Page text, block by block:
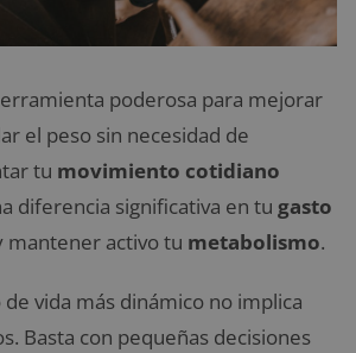
poderosa para mejorar
el peso sin necesidad de
tu movimiento cotidiano
diferencia significativa en tu gasto
mantener activo tu metabolismo.
vida más dinámico no implica
Basta con pequeñas decisiones